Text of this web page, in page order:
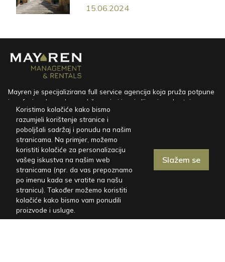
15.06.2024
Koristimo kolačiće kako bismo
razumjeli korištenje stranice i
poboljšali sadržaj i ponudu na našim
stranicama. Na primjer, možemo
koristiti kolačiće za personalizaciju
vašeg iskustva na našim web
stranicama (npr. da vas prepoznamo
po imenu kada se vratite na našu
stranicu). Također možemo koristiti
kolačiće kako bismo vam ponudili
proizvode i usluge.
Slažem se
Mayren je specijalizirana full service agencija koja pruža potpune
i profesionalne usluge održavanja i iznajmljivanja nekretnina.
CESPED d.o.o.
Marinići 170, HR-51216 Viškovo
miren@mayren.hr
+385 91 767 5098
Kuće za odmor
Vile u Istri